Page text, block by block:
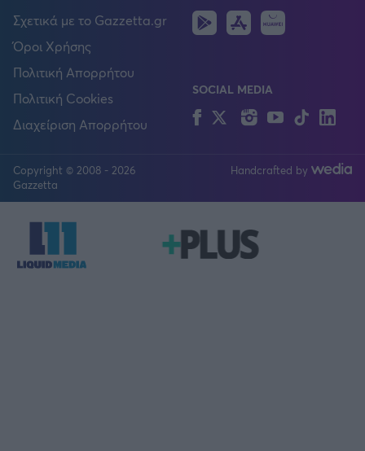
Σχετικά με το Gazzetta.gr
Όροι Χρήσης
Πολιτική Απορρήτου
Πολιτική Cookies
Διαχείριση Απορρήτου
Android
IOS
SOCIAL MEDIA
FacebookTwitterInstagram
YouTubeTikTok
Copyright © 2008 - 2026
Gazzetta
Handcrafted by